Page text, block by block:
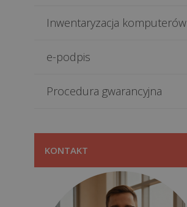
Inwentaryzacja komputerów
e-podpis
Procedura gwarancyjna
KONTAKT